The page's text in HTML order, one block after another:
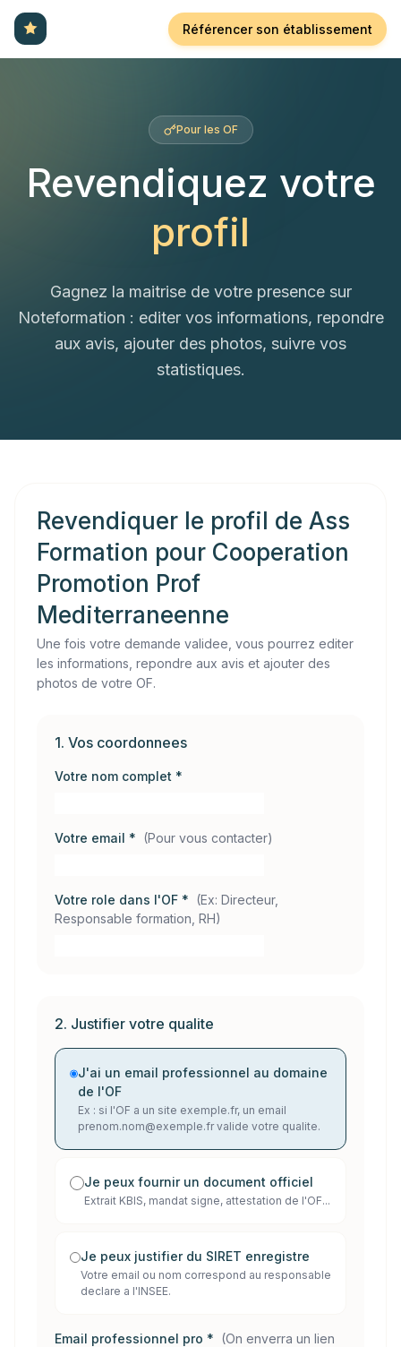
Référencer son établissement
Pour les OF
Revendiquez votre
profil
Gagnez la maitrise de votre presence sur
Noteformation : editer vos informations, repondre
aux avis, ajouter des photos, suivre vos
statistiques.
Revendiquer le profil de Ass
Formation pour Cooperation
Promotion Prof
Mediterraneenne
Une fois votre demande validee, vous pourrez editer
les informations, repondre aux avis et ajouter des
photos de votre OF.
1. Vos coordonnees
Votre nom complet *
Votre email * (Pour vous contacter)
Votre role dans l'OF * (Ex: Directeur,
Responsable formation, RH)
2. Justifier votre qualite
J'ai un email professionnel au domaine
de l'OF
Ex : si l'OF a un site exemple.fr, un email
prenom.nom@exemple.fr valide votre qualite.
Je peux fournir un document officiel
Extrait KBIS, mandat signe, attestation de l'OF...
Je peux justifier du SIRET enregistre
Votre email ou nom correspond au responsable
declare a l'INSEE.
Email professionnel pro * (On enverra un lien